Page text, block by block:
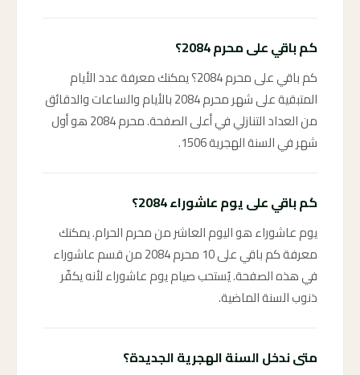
كم باقي على محرم 2084؟
كم باقي على محرم 2084؟ يمكنك معرفة عدد الأيام
المتبقية على شهر محرم 2084 بالأيام والساعات والدقائق
من العداد التنازلي في أعلى الصفحة. محرم 2084 هو أول
شهر في السنة الهجرية 1506.
كم باقي على يوم عاشوراء 2084؟
يوم عاشوراء هو اليوم العاشر من محرم الحرام. يمكنك
معرفة كم باقي على 10 محرم 2084 من قسم عاشوراء
في هذه الصفحة. يُستحب صيام يوم عاشوراء لأنه يكفّر
ذنوب السنة الماضية.
متى ندخل السنة الهجرية الجديدة؟